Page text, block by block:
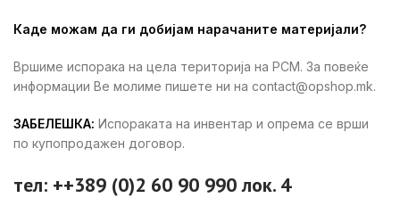
Каде можам да ги добијам нарачаните материјали?
Вршиме испорака на цела територија на РСМ. За повеќе
информации Ве молиме пишете ни на contact@opshop.mk.
ЗАБЕЛЕШКА: Испораката на инвентар и опрема се врши
по купопродажен договор.
тел: ++389 (0)2 60 90 990 лок. 4